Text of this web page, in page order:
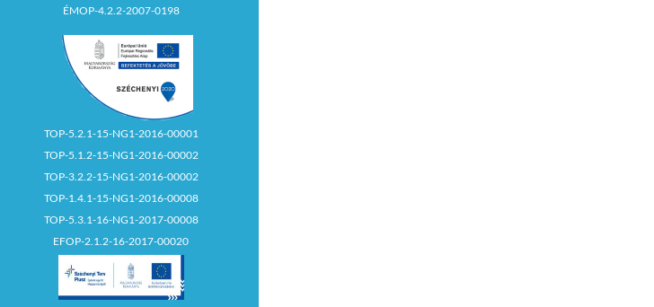
ÉMOP-4.2.2-2007-0198
TOP-5.2.1-15-NG1-2016-00001
TOP-5.1.2-15-NG1-2016-00002
TOP-3.2.2-15-NG1-2016-00002
TOP-1.4.1-15-NG1-2016-00008
TOP-5.3.1-16-NG1-2017-00008
EFOP-2.1.2-16-2017-00020